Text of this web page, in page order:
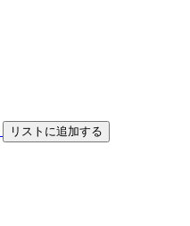
リストに追加する